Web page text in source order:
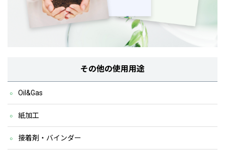
その他の使用用途
Oil&Gas
紙加工
接着剤・バインダー